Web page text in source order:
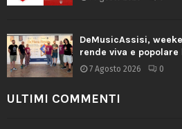
DeMusicAssisi,
rende viva e
7 Agosto 2026 0
ULTIMI COMMENTI